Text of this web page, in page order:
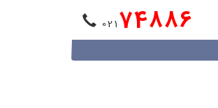
02174886